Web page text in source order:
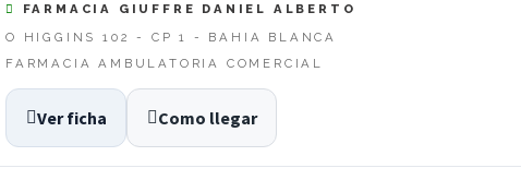
FARMACIA GIUFFRE DANIEL ALBERTO
O HIGGINS 102 - CP 1 - BAHIA BLANCA
FARMACIA AMBULATORIA COMERCIAL
Ver ficha Como llegar